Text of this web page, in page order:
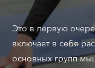
Это в первую
включает в себя
основных групп